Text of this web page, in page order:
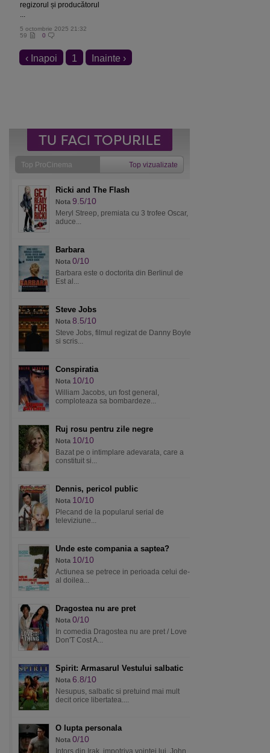
regizorul și producătorul
...
5 octombrie 2025 21:32
59
0
‹ Inapoi 1 Inainte ›
Top ProCinema Top vizualizate
Ricki and The Flash
Nota 9.5/10
Meryl Streep, premiata cu 3 trofee Oscar,
aduce...
Barbara
Nota 0/10
Barbara este o doctorita din Berlinul de
Est al...
Steve Jobs
Nota 8.5/10
Steve Jobs, filmul regizat de Danny Boyle
si scris...
Conspiratia
Nota 10/10
William Jacobs, un fost general,
comploteaza sa bombardeze...
Ruj rosu pentru zile negre
Nota 10/10
Bazat pe o intimplare adevarata, care a
constituit si...
Dennis, pericol public
Nota 10/10
Plecand de la popularul serial de
televiziune...
Unde este compania a saptea?
Nota 10/10
Actiunea se petrece in perioada celui de-
al doilea...
Dragostea nu are pret
Nota 0/10
In comedia Dragostea nu are pret / Love
Don'T Cost A...
Spirit: Armasarul Vestului salbatic
Nota 6.8/10
Nesupus, salbatic si pretuind mai mult
decit orice libertatea....
O lupta personala
Nota 0/10
Intors din Irak, impotriva vointei lui, John